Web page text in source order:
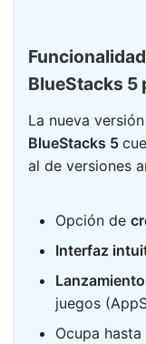
BlueStacks 5
La nueva
BlueStacks 5
al de versiones
Opción de
Interfaz
juegos
Ocupa hasta